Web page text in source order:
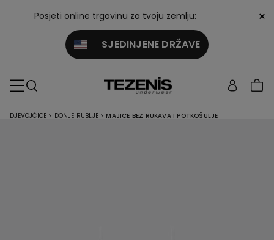
Posjeti online trgovinu za tvoju zemlju:
SJEDINJENE DRŽAVE
×
DJEVOJČICE > DONJE RUBLJE > MAJICE BEZ RUKAVA I POTKOŠULJE